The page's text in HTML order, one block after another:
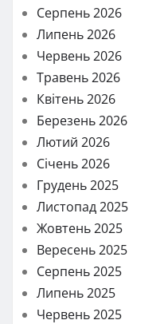
Серпень 2026
Липень 2026
Червень 2026
Травень 2026
Квітень 2026
Березень 2026
Лютий 2026
Січень 2026
Грудень 2025
Листопад 2025
Жовтень 2025
Вересень 2025
Серпень 2025
Липень 2025
Червень 2025